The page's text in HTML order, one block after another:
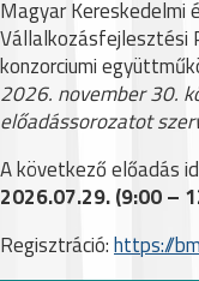
Magyar
Vállalkozásfejlesztési
konzorciumi
2026. november 30.
előadássorozatot
A következő előadás
2026.07.29. (9:00 –
Regisztráció:https://